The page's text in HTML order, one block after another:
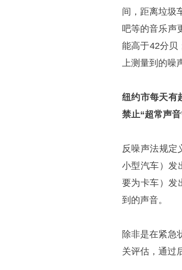
间，距离垃圾
吧等的音乐声
能高于42分贝
上测量到的噪
纽约市每天有
禁止“超常声音
反噪声法规定
小型汽车）发
要为卡车）发
到的声音。
除非是在紧急
关评估，通过